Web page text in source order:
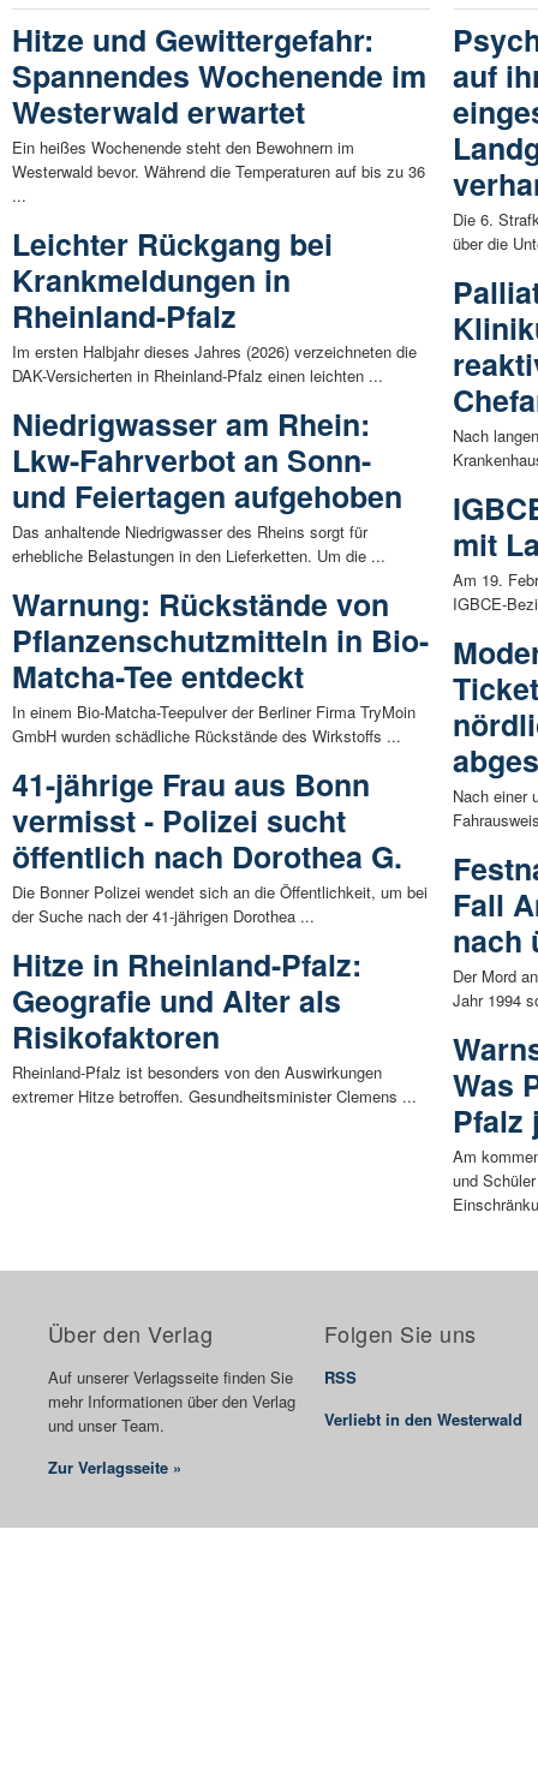
Hitze und Gewittergefahr:
Spannendes Wochenende im
Westerwald erwartet
Ein heißes Wochenende steht den Bewohnern im
Westerwald bevor. Während die Temperaturen auf bis zu 36
...
Leichter Rückgang bei
Krankmeldungen in
Rheinland-Pfalz
Im ersten Halbjahr dieses Jahres (2026) verzeichneten die
DAK-Versicherten in Rheinland-Pfalz einen leichten ...
Niedrigwasser am Rhein:
Lkw-Fahrverbot an Sonn-
und Feiertagen aufgehoben
Das anhaltende Niedrigwasser des Rheins sorgt für
erhebliche Belastungen in den Lieferketten. Um die ...
Warnung: Rückstände von
Pflanzenschutzmitteln in Bio-
Matcha-Tee entdeckt
In einem Bio-Matcha-Teepulver der Berliner Firma TryMoin
GmbH wurden schädliche Rückstände des Wirkstoffs ...
41-jährige Frau aus Bonn
vermisst - Polizei sucht
öffentlich nach Dorothea G.
Die Bonner Polizei wendet sich an die Öffentlichkeit, um bei
der Suche nach der 41-jährigen Dorothea ...
Hitze in Rheinland-Pfalz:
Geografie und Alter als
Risikofaktoren
Rheinland-Pfalz ist besonders von den Auswirkungen
extremer Hitze betroffen. Gesundheitsminister Clemens ...
auf
Die 6.
über die
Nach
mit
Am 19.
IGBCE-
Nach einer
Fall
nach
Der Mord
Jahr 1994
Was
Pfalz
Am
und
Über den Verlag
Auf unserer Verlagsseite finden Sie
mehr Informationen über den Verlag
und unser Team.
Zur Verlagsseite »
Folgen Sie uns
RSS
Verliebt in den Westerwald